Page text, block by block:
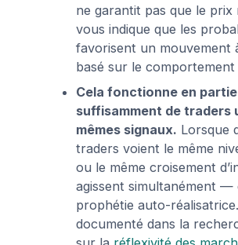
ne garantit pas que le
vous indique que les
favorisent un mouvement
basé sur le comportement
Cela fonctionne en
suffisamment de traders
mêmes signaux. Lorsque
traders voient le même
ou le même croisement
agissent simultanément —
prophétie auto-
documenté dans la